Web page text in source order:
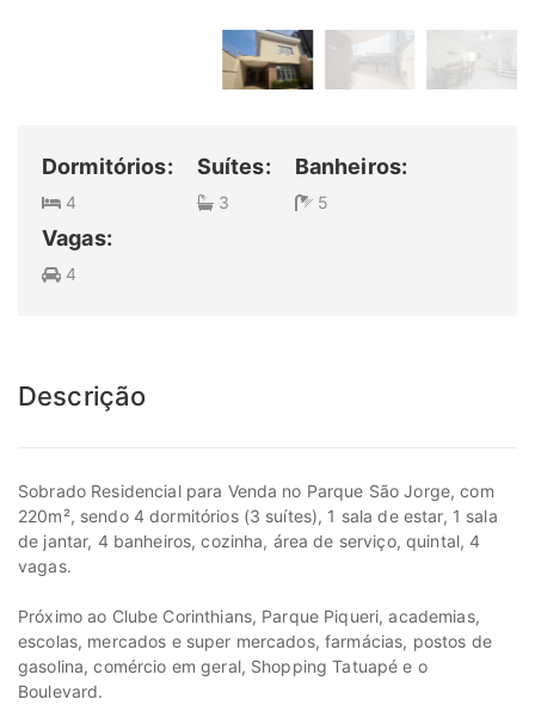
Dormitórios:
4
Suítes:
3
Banheiros:
5
Vagas:
4
Descrição
Sobrado Residencial para Venda no Parque São Jorge, com
220m², sendo 4 dormitórios (3 suítes), 1 sala de estar, 1 sala
de jantar, 4 banheiros, cozinha, área de serviço, quintal, 4
vagas.
Próximo ao Clube Corinthians, Parque Piqueri, academias,
escolas, mercados e super mercados, farmácias, postos de
gasolina, comércio em geral, Shopping Tatuapé e o
Boulevard.